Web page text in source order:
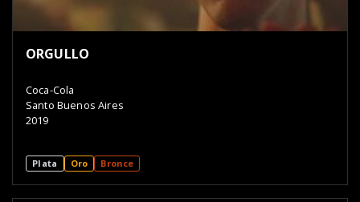
ORGULLO
Coca-Cola
Santo Buenos Aires
2019
Plata Oro Bronce